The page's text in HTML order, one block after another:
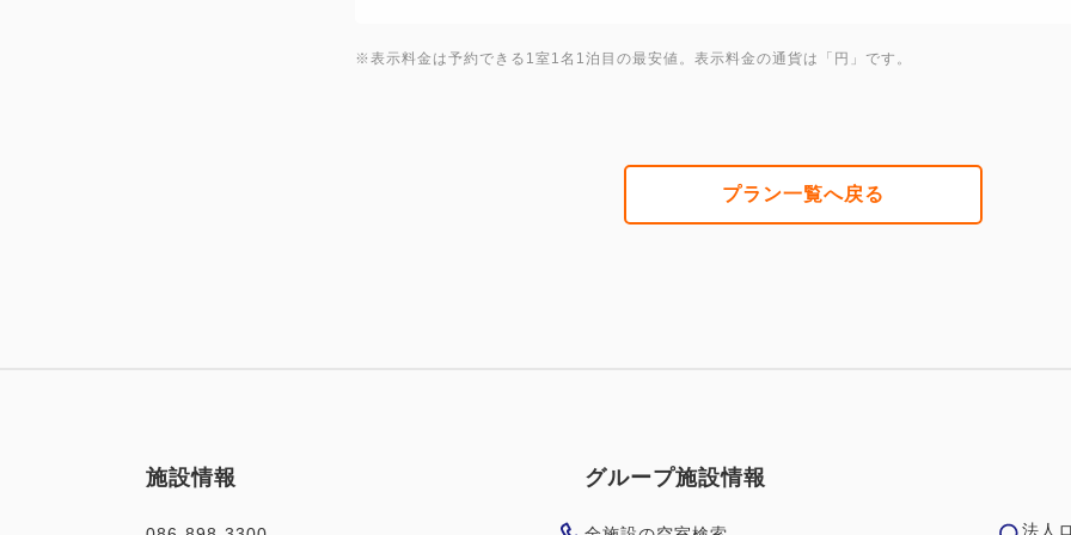
※表示料金は予約できる1室1名1泊目の最安値。表示料金の通貨は「円」です。
プラン一覧へ戻る
施設情報 グループ施設情報
法人